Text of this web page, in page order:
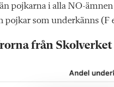
pojkarna i alla NO-
pojkar som underkänns (F
från Skolverket